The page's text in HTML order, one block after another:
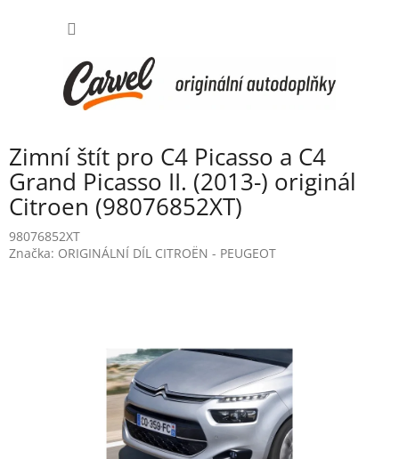
Zimní štít pro C4 Picasso a C4
Grand Picasso II. (2013-) originál
Citroen (98076852XT)
98076852XT
Značka: ORIGINÁLNÍ DÍL CITROËN - PEUGEOT